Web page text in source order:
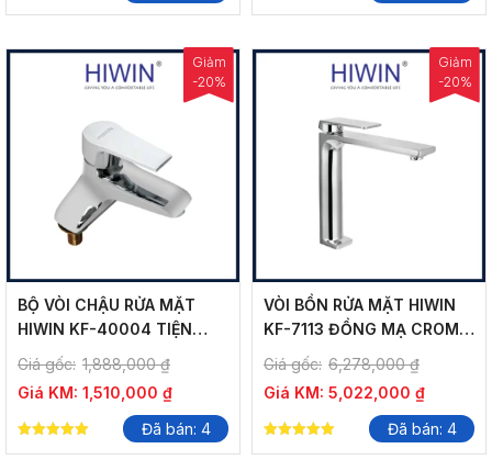
BỘ VÒI CHẬU RỬA MẶT
HIWIN KF-40004 TIỆN
NGHI VƯỢT TRỘI
Giá gốc: 1,888,000₫
Giá KM: 1,510,000 ₫
Giảm
-20%
Đã bán: 4
VÒI BỒN RỬA MẶT HIWIN
KF-7113 ĐỒNG MẠ CROM
CAO CẤP
Giá gốc: 6,278,000₫
Giá KM: 5,022,000 ₫
Giảm
-20%
Đã bán: 4